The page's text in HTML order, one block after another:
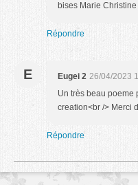
bises Marie Christine
Répondre
E Eugei 2 26/04/2023
Un très beau poeme
creation<br /> Merci
Répondre